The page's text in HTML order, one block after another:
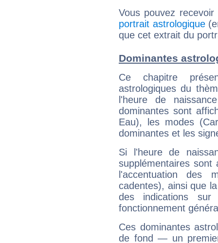
Vous pouvez
portrait astrologique
que cet extrait du
Dominantes
Ce chapitre
astrologiques du
l'heure de
dominantes sont
Eau), les modes
dominantes et les
Si l'heure de
supplémentaires sont
l'accentuation des
cadentes), ainsi que
des indications sur
fonctionnement
Ces dominantes
de fond — un